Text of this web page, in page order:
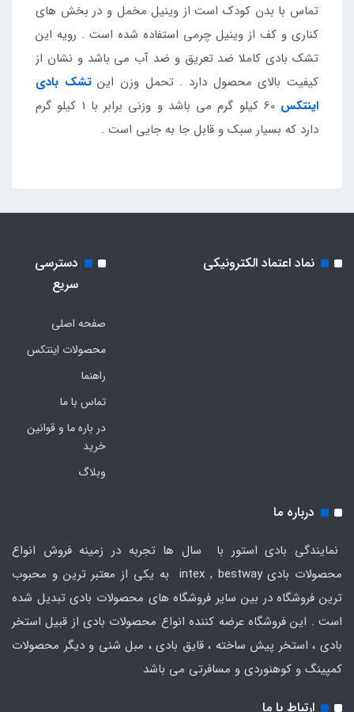
تماس با بدن کودک است از وینیل مخمل و در بخش های
کناری و کف از وینیل چرمی استفاده شده است . رویه این
تشک بادی کاملا ضد تعریق و ضد آب می باشد و نشان از
کیفیت بالای محصول دارد . تحمل وزن اینتشک بادی
اینتکس
60 کیلو گرم می باشد و وزنی برابر با 1 کیلو گرم
دارد که بسیار سبک و قابل جا به جایی است .
نماد اعتماد الکترونیکی
دسترسی
سریع
صفحه اصلی
محصولات اینتکس
راهنما
تماس با ما
در باره ما و قوانین
خرید
وبلاگ
درباره ما
نمایندگی بادی استور با سال ها تجربه در زمینه فروش انواع
محصولات بادی intex , bestway به یکی از معتبر ترین و محبوب
ترین فروشگاه در بین سایر فروشگاه های محصولات بادی تبدیل شده
است . این فروشگاه عرضه کننده انواع محصولات بادی از قبیل استخر
بادی ، استخر پیش ساخته ، قایق بادی ، مبل شنی و دیگر محصولات
کمپینگ و کوهنوردی و مسافرتی می باشد
ارتباط با ما